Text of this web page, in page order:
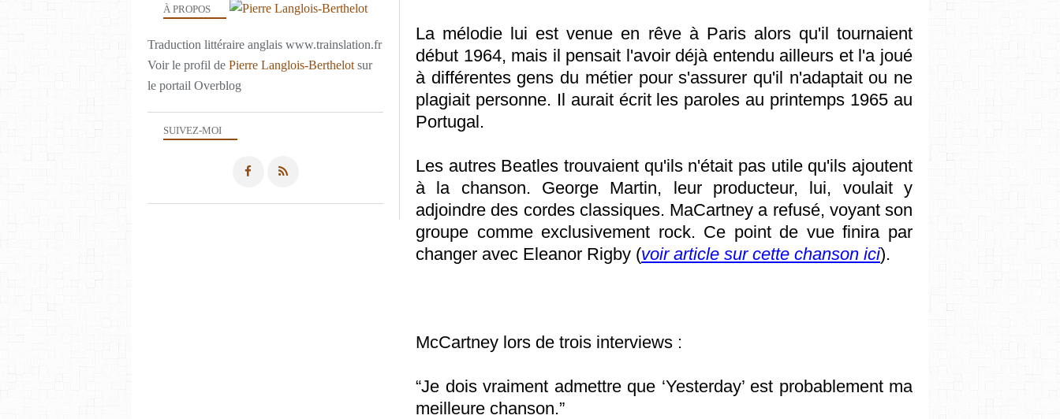
La mélodie lui est venue en rêve à Paris alors qu'il tournaient
début 1964, mais il pensait l'avoir déjà entendu ailleurs et l'a joué
à différentes gens du métier pour s'assurer qu'il n'adaptait ou ne
plagiait personne. Il aurait écrit les paroles au printemps 1965 au
Portugal.
Les autres Beatles trouvaient qu'ils n'était pas utile qu'ils ajoutent
à la chanson. George Martin, leur producteur, lui, voulait y
adjoindre des cordes classiques. MaCartney a refusé, voyant son
groupe comme exclusivement rock. Ce point de vue finira par
changer avec Eleanor Rigby (voir article sur cette chanson ici).
McCartney lors de trois interviews :
“Je dois vraiment admettre que ‘Yesterday’ est probablement ma
meilleure chanson.”
SUIVEZ-MOI
À PROPOS
Traduction littéraire anglais www.trainslation.fr
Voir le profil de Pierre Langlois-Berthelot sur
le portail Overblog